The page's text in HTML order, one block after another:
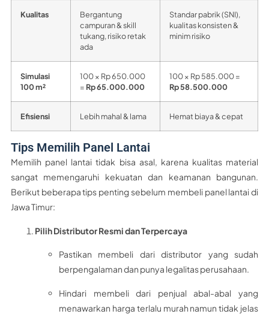
Kualitas
Bergantung
campuran & skill
tukang, risiko retak
ada
Standar pabrik (SNI),
kualitas konsisten &
minim risiko
Simulasi
100 m²
100 × Rp 650.000
= Rp 65.000.000
100 × Rp 585.000 =
Rp 58.500.000
Efisiensi Lebih mahal & lama Hemat biaya & cepat
Tips Memilih Panel Lantai
Memilih panel lantai tidak bisa asal, karena kualitas material
sangat memengaruhi kekuatan dan keamanan bangunan.
Berikut beberapa tips penting sebelum membeli panel lantai di
Jawa Timur:
Pilih Distributor Resmi dan Terpercaya
Pastikan membeli dari distributor yang sudah
berpengalaman dan punya legalitas perusahaan.
Hindari membeli dari penjual abal-abal yang
menawarkan harga terlalu murah namun tidak jelas